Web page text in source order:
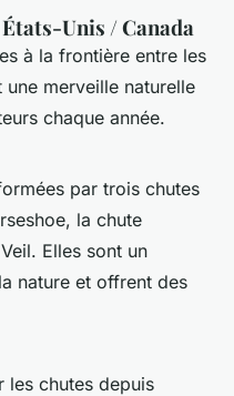
Unis / Canada
à la frontière entre les
merveille naturelle
chaque année.
par trois chutes
la chute
Elles sont un
nature et offrent des
les chutes depuis